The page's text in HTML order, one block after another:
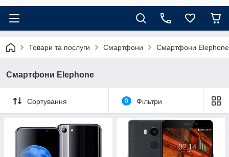
Товари та послуги Смартфони Смартфони Elephone
Смартфони Elephone
Сортування 0 Фільтри